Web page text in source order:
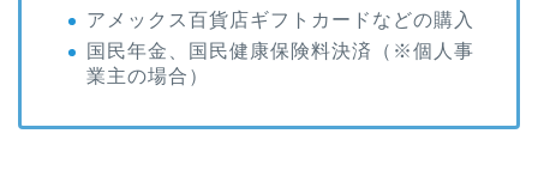
アメックス百貨店ギフトカードなどの購入
国民年金、国民健康保険料決済（※個人事
業主の場合）